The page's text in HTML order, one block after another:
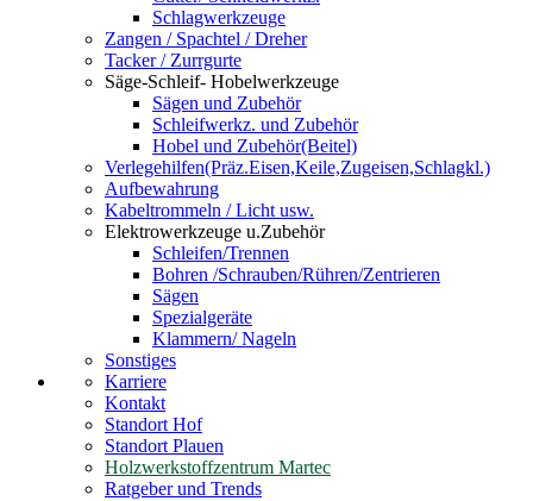
Schlagwerkzeuge
Zangen / Spachtel / Dreher
Tacker / Zurrgurte
Säge-Schleif- Hobelwerkzeuge
Sägen und Zubehör
Schleifwerkz. und Zubehör
Hobel und Zubehör(Beitel)
Verlegehilfen(Präz.Eisen,Keile,Zugeisen,Schlagkl.)
Aufbewahrung
Kabeltrommeln / Licht usw.
Elektrowerkzeuge u.Zubehör
Schleifen/Trennen
Bohren /Schrauben/Rühren/Zentrieren
Sägen
Spezialgeräte
Klammern/ Nageln
Sonstiges
Karriere
Kontakt
Standort Hof
Standort Plauen
Holzwerkstoffzentrum Martec
Ratgeber und Trends